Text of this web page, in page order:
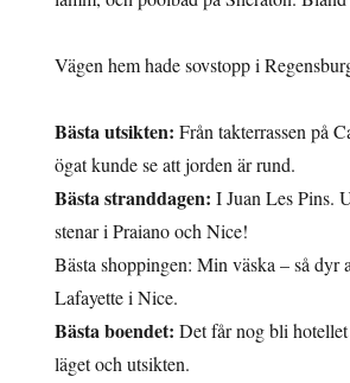
Vägen hem hade sovstopp i
Bästa utsikten: Från takterrassen på
ögat kunde se att jorden är rund.
Bästa stranddagen: I Juan Les Pins.
stenar i Praiano och Nice!
Bästa shoppingen: Min väska – så dyr
Lafayette i Nice.
Bästa boendet: Det får nog bli
läget och utsikten.